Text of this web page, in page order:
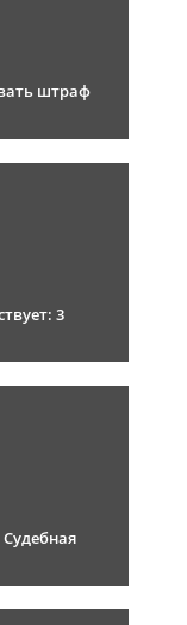
штраф
3